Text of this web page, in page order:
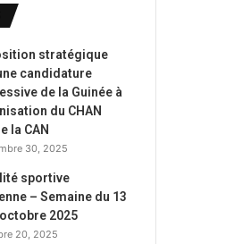
stratégique
candidature
de la Guinée à
du CHAN
la CAN
30, 2025
sportive
– Semaine du 13
2025
20, 2025